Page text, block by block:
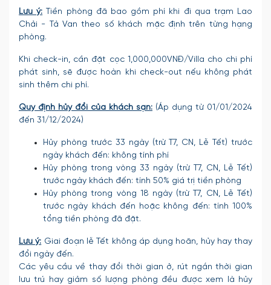
Lưu ý: Tiền phòng đã bao gồm phí khi đi qua trạm Lao
Chải - Tả Van theo số khách mặc định trên từng hạng
phòng.
Khi check-in, cần đặt cọc 1,000,000VNĐ/Villa cho chi phí
phát sinh, sẽ được hoàn khi check-out nếu không phát
sinh thêm chi phí.
Quy định hủy đổi của khách sạn: (Áp dụng từ 01/01/2024
đến 31/12/2024)
Hủy phòng trước 33 ngày (trừ T7, CN, Lễ Tết) trước
ngày khách đến: không tính phí
Hủy phòng trong vòng 33 ngày (trừ T7, CN, Lễ Tết)
trước ngày khách đến: tính 50% giá trị tiền phòng
Hủy phòng trong vòng 18 ngày (trừ T7, CN, Lễ Tết)
trước ngày khách đến hoặc không đến: tính 100%
tổng tiền phòng đã đặt.
Lưu ý: Giai đoạn lễ Tết không áp dụng hoãn, hủy hay thay
đổi ngày đến.
Các yêu cầu về thay đổi thời gian ở, rút ngắn thời gian
lưu trú hay giảm số lượng phòng đều được xem là hủy